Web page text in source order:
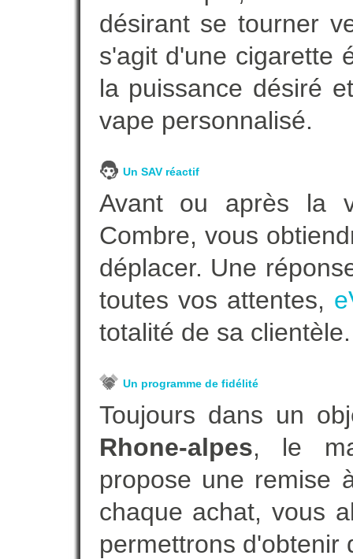
désirant se tourner
s'agit d'une cigarette
la puissance désiré
vape personnalisé.
Un SAV réactif
Avant ou après la
Combre, vous
déplacer. Une
toutes vos attentes,
totalité de sa clientèle.
Un programme de fidélité
Toujours dans un
Rhone-alpes, le
propose une remise
chaque achat, vous
permettrons d'obtenir